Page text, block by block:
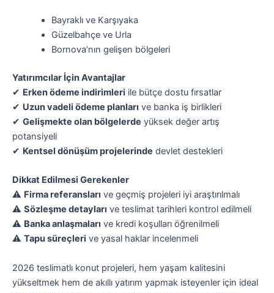
Bayraklı ve Karşıyaka
Güzelbahçe ve Urla
Bornova’nın gelişen bölgeleri
Yatırımcılar İçin Avantajlar
✔ Erken ödeme indirimleri ile bütçe dostu fırsatlar
✔ Uzun vadeli ödeme planları ve banka iş birlikleri
✔ Gelişmekte olan bölgelerde yüksek değer artış
potansiyeli
✔ Kentsel dönüşüm projelerinde devlet destekleri
Dikkat Edilmesi Gerekenler
⚠ Firma referansları ve geçmiş projeleri iyi araştırılmalı
⚠ Sözleşme detayları ve teslimat tarihleri kontrol edilmeli
⚠ Banka anlaşmaları ve kredi koşulları öğrenilmeli
⚠ Tapu süreçleri ve yasal haklar incelenmeli
2026 teslimatlı konut projeleri, hem yaşam kalitesini
yükseltmek hem de akıllı yatırım yapmak isteyenler için ideal